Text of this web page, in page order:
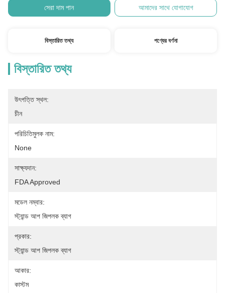
সেরা দাম পান আমাদের সাথে যোগাযোগ
বিস্তারিত তথ্য পণ্যের বর্ণনা
বিস্তারিত তথ্য
উৎপত্তি স্থল:
চীন
পরিচিতিমুলক নাম:
None
সাক্ষ্যদান:
FDA Approved
মডেল নম্বার:
স্ট্যান্ড আপ জিপলক ব্যাগ
প্রকার:
স্ট্যান্ড আপ জিপলক ব্যাগ
আকার:
কাস্টম